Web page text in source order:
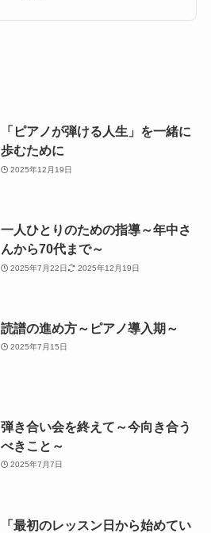
「ピアノが弾ける人生」を一緒に
歩むために
2025年12月19日
一人ひとりのための指導～年中さ
んから70代まで～
2025年7月22日 2025年12月19日
読譜の進め方～ピアノ導入期～
2025年7月15日
弾き合い会を終えて～今向き合う
べきこと～
2025年7月7日
「最初のレッスン日から始めてい